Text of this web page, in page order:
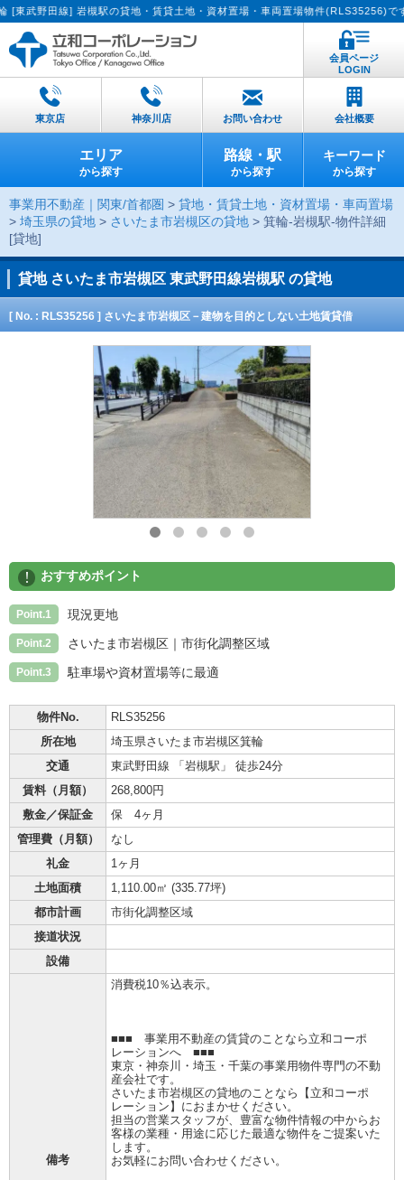
線] 岩槻駅の貸地・賃貸土地・資材置場・車両置場物件(RLS35256)です。【貸
会員ページ
LOGIN
東京店 神奈川店 お問い合わせ 会社概要
エリア
から探す
路線・駅
から探す
キーワード
から探す
事業用不動産｜関東/首都圏 > 貸地・賃貸土地・資材置場・車両置場
> 埼玉県の貸地 > さいたま市岩槻区の貸地 > 箕輪-岩槻駅-物件詳細
[貸地]
貸地さいたま市岩槻区 東武野田線岩槻駅 の貸地
[ No. : RLS35256 ] さいたま市岩槻区－建物を目的としない土地賃貸借
! おすすめポイント
Point.1 現況更地
Point.2 さいたま市岩槻区｜市街化調整区域
Point.3 駐車場や資材置場等に最適
物件No.
RLS35256
所在地
埼玉県さいたま市岩槻区箕輪
交通
東武野田線 「岩槻駅」 徒歩24分
賃料（月額）
268,800円
敷金／保証金
保 4ヶ月
管理費（月額）
なし
礼金
1ヶ月
土地面積
1,110.00㎡ (335.77坪)
都市計画
市街化調整区域
接道状況
設備
備考
消費税10％込表示。
■■■ 事業用不動産の賃貸のことなら立和コーポ
レーションへ ■■■
東京・神奈川・埼玉・千葉の事業用物件専門の不動
産会社です。
さいたま市岩槻区の貸地のことなら【立和コーポ
レーション】におまかせください。
担当の営業スタッフが、豊富な物件情報の中からお
客様の業種・用途に応じた最適な物件をご提案いた
します。
お気軽にお問い合わせください。